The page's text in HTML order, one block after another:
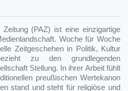
(PAZ) ist eine einzigartige
Woche für Woche
Zeitgeschehen in Politik, Kultur
zu den grundlegenden
Stellung. In ihrer Arbeit fühlt
preußischen Wertekanon
stand und steht für religiöse und